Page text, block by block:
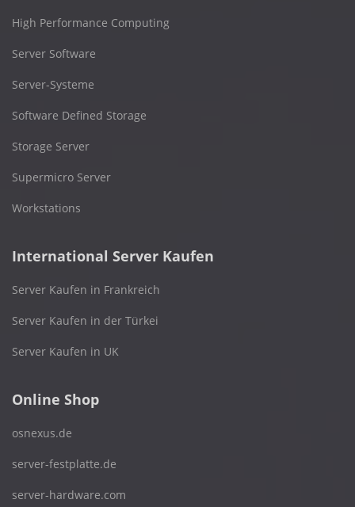
High Performance Computing
Server Software
Server-Systeme
Software Defined Storage
Storage Server
Supermicro Server
Workstations
International Server Kaufen
Server Kaufen in Frankreich
Server Kaufen in der Türkei
Server Kaufen in UK
Online Shop
osnexus.de
server-festplatte.de
server-hardware.com